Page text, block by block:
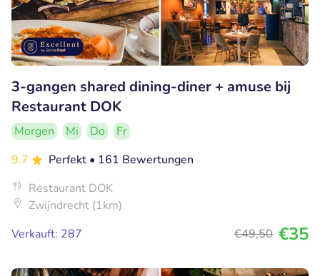
3-gangen shared dining-diner + amuse bij
Restaurant DOK
Morgen Mi Do
Fr
9.7
Perfekt • 161 Bewertungen
Restaurant DOK
Zwijndrecht (1km)
Verkauft: 287
€49,50 €35